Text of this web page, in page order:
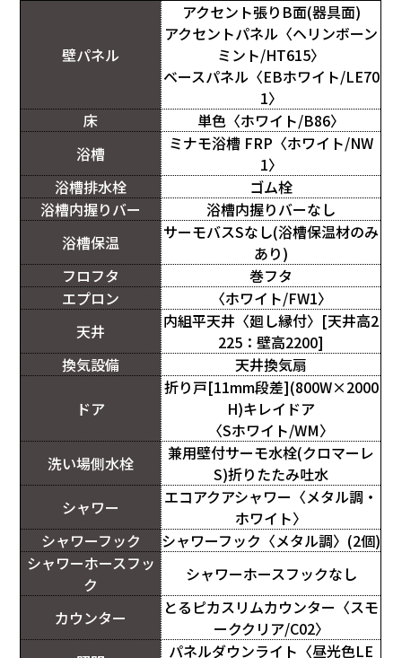
壁パネル
アクセント張りB面(器具面)
アクセントパネル〈ヘリンボーン
ミント/HT615〉
ベースパネル〈EBホワイト/LE70
1〉
床
単色〈ホワイト/B86〉
浴槽
ミナモ浴槽 FRP〈ホワイト/NW
1〉
浴槽排水栓
ゴム栓
浴槽内握りバー
浴槽内握りバーなし
浴槽保温
サーモバスSなし(浴槽保温材のみ
あり)
フロフタ
巻フタ
エプロン
〈ホワイト/FW1〉
天井
内組平天井〈廻し縁付〉[天井高2
225：壁高2200]
換気設備
天井換気扇
ドア
折り戸[11mm段差](800W×2000
H)キレイドア
〈Sホワイト/WM〉
洗い場側水栓
兼用壁付サーモ水栓(クロマーレ
S)折りたたみ吐水
シャワー
エコアクアシャワー〈メタル調・
ホワイト〉
シャワーフック
シャワーフック〈メタル調〉(2個)
シャワーホースフッ
ク
シャワーホースフックなし
カウンター
とるピカスリムカウンター〈スモ
ーククリア/C02〉
パネルダウンライト〈昼光色LE